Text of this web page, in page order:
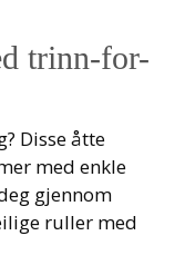
trinn-for-
Disse åtte
med enkle
gjennom
ruller med